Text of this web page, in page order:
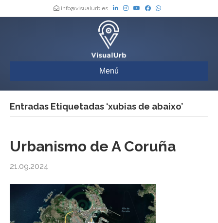
info@visualurb.es
Menú
Entradas Etiquetadas ‘xubias de abaixo’
Urbanismo de A Coruña
21.09.2024